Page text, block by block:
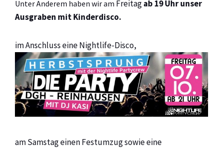
Unter Anderem haben wir am Freitagab 19 Uhr unser
Ausgraben mit Kinderdisco.
im Anschluss eine Nightlife-Disco,
am Samstag einen Festumzug sowie eine